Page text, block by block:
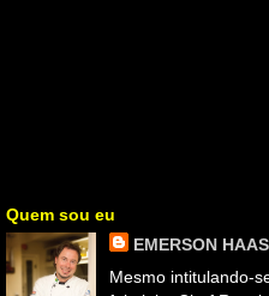
Quem sou eu
EMERSON HAAS
Mesmo intitulando-